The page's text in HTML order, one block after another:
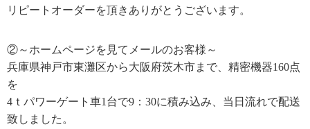
リピートオーダーを頂きありがとうございます。
②～ホームページを見てメールのお客様～
兵庫県神戸市東灘区から大阪府茨木市まで、精密機器160点
を
4ｔパワーゲート車1台で9：30に積み込み、当日流れで配送
致しました。